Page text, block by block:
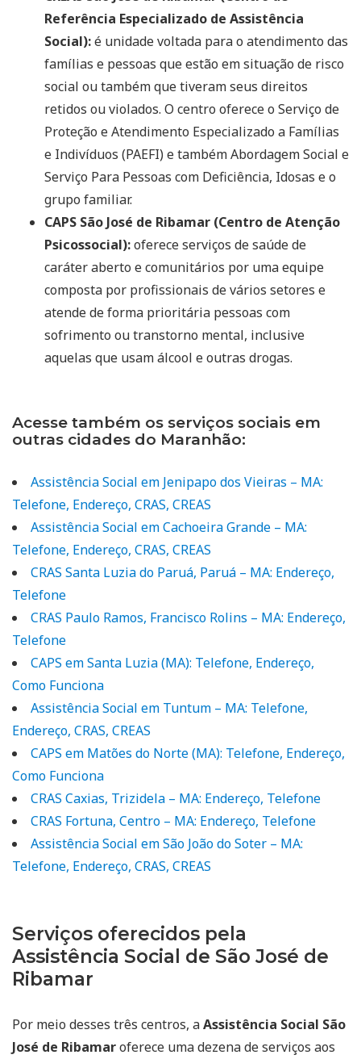
Referência Especializado de Assistência
Social):é unidade voltada para o atendimento das
famílias e pessoas que estão em situação de risco
social ou também que tiveram seus direitos
retidos ou violados. O centro oferece o Serviço de
Proteção e Atendimento Especializado a Famílias
e Indivíduos (PAEFI) e também Abordagem Social e
Serviço Para Pessoas com Deficiência, Idosas e o
grupo familiar.
CAPS São José de Ribamar (Centro de Atenção
Psicossocial):oferece serviços de saúde de
caráter aberto e comunitários por uma equipe
composta por profissionais de vários setores e
atende de forma prioritária pessoas com
sofrimento ou transtorno mental, inclusive
aquelas que usam álcool e outras drogas.
Acesse também os serviços sociais em
outras cidades do Maranhão:
Assistência Social em Jenipapo dos Vieiras – MA:
Telefone, Endereço, CRAS, CREAS
Assistência Social em Cachoeira Grande – MA:
Telefone, Endereço, CRAS, CREAS
CRAS Santa Luzia do Paruá, Paruá – MA: Endereço,
Telefone
CRAS Paulo Ramos, Francisco Rolins – MA: Endereço,
Telefone
CAPS em Santa Luzia (MA): Telefone, Endereço,
Como Funciona
Assistência Social em Tuntum – MA: Telefone,
Endereço, CRAS, CREAS
CAPS em Matões do Norte (MA): Telefone, Endereço,
Como Funciona
CRAS Caxias, Trizidela – MA: Endereço, Telefone
CRAS Fortuna, Centro – MA: Endereço, Telefone
Assistência Social em São João do Soter – MA:
Telefone, Endereço, CRAS, CREAS
Serviços oferecidos pela
Assistência Social de São José de
Ribamar
Por meio desses três centros, aAssistência Social São
José de Ribamaroferece uma dezena de serviços aos